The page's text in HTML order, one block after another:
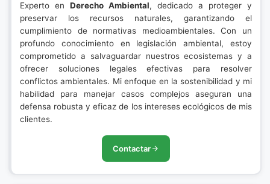
Experto en Derecho Ambiental, dedicado a proteger y
preservar los recursos naturales, garantizando el
cumplimiento de normativas medioambientales. Con un
profundo conocimiento en legislación ambiental, estoy
comprometido a salvaguardar nuestros ecosistemas y a
ofrecer soluciones legales efectivas para resolver
conflictos ambientales. Mi enfoque en la sostenibilidad y mi
habilidad para manejar casos complejos aseguran una
defensa robusta y eficaz de los intereses ecológicos de mis
clientes.
Contactar